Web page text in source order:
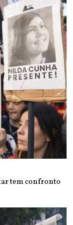
tem confronto